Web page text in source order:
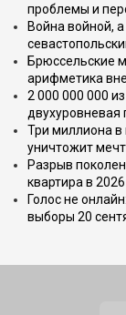
проблемы и
Война войной,
Брюссельские
арифметика
2 000 000 000
двухуровневая
Три миллиона в
уничтожит
Разрыв
квартира в
Голос не
выборы 20